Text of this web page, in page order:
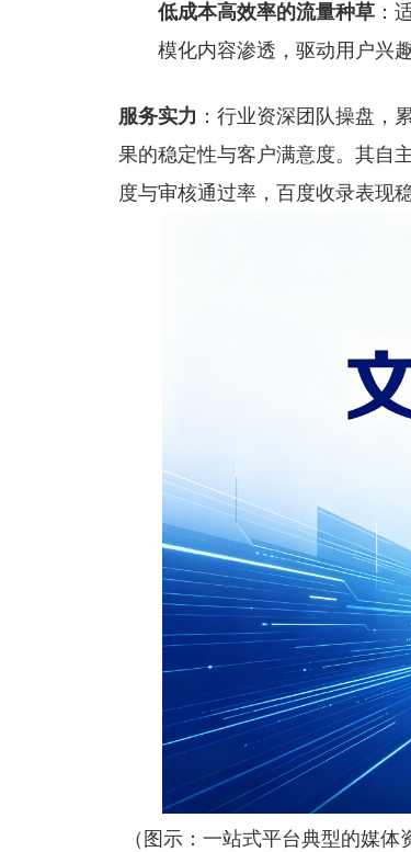
低成本高效率的流量种草 ：
模化内容渗透，驱动用户兴
服务实力 ：行业资深团队操盘，
果的稳定性与客户满意度。其自
度与审核通过率，百度收录表现
（图示：一站式平台典型的媒体